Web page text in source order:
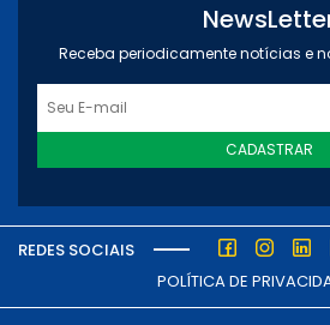
Receba periodicamente notícias e
CADASTRAR
REDES SOCIAIS
POLÍTICA DE